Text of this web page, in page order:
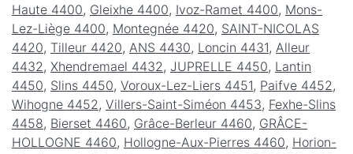
Haute 4400, Gleixhe 4400, Ivoz-Ramet 4400, Mons-
Lez-Liège 4400, Montegnée 4420, SAINT-NICOLAS
4420, Tilleur 4420, ANS 4430, Loncin 4431, Alleur
4432 , Xhendremael 4432 , JUPRELLE 4450, Lantin
4450, Slins 4450, Voroux-Lez-Liers 4451, Paifve 4452 ,
Wihogne 4452 , Villers-Saint-Siméon 4453, Fexhe-Slins
4458, Bierset 4460, Grâce-Berleur 4460, GRÂCE-
HOLLOGNE 4460, Hollogne-Aux-Pierres 4460, Horion-